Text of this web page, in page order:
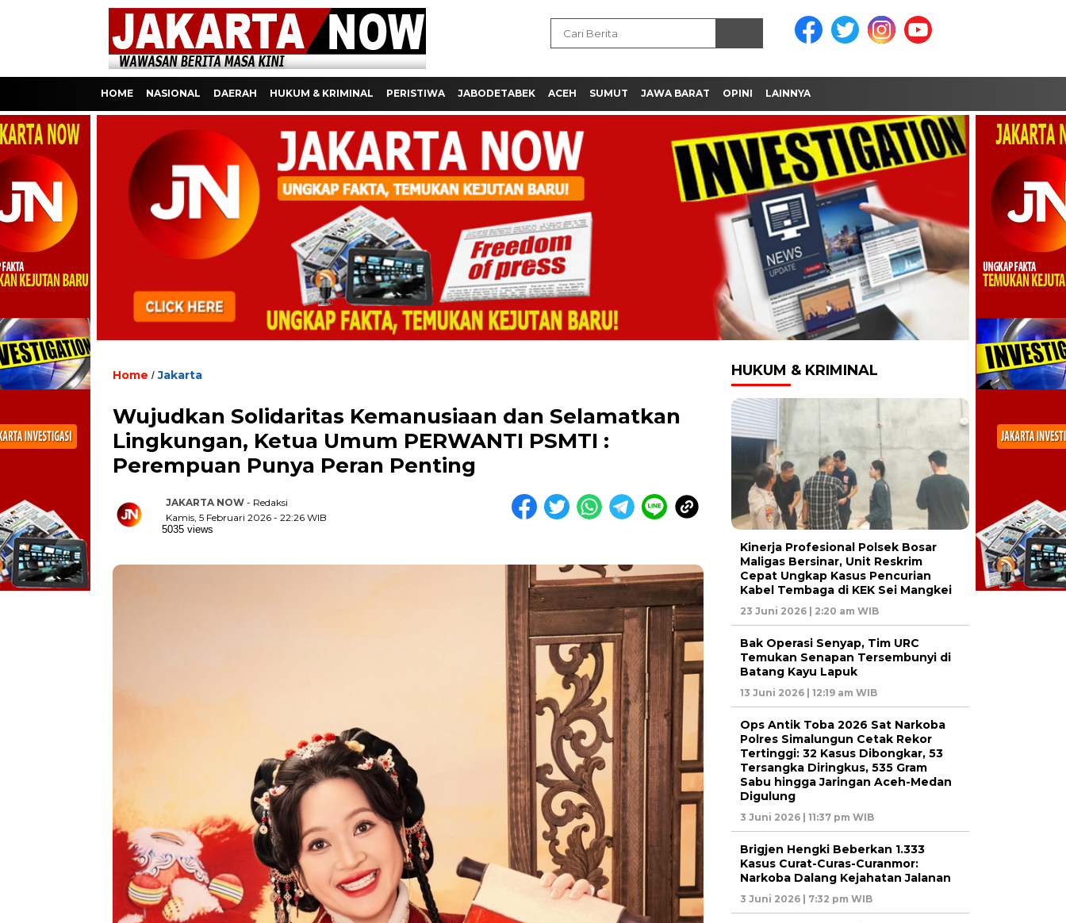
HOME NASIONAL DAERAH HUKUM & KRIMINAL PERISTIWA JABODETABEK ACEH SUMUT JAWA BARAT OPINI LAINNYA
Home /Jakarta
Wujudkan Solidaritas Kemanusiaan dan Selamatkan
Lingkungan, Ketua Umum PERWANTI PSMTI :
Perempuan Punya Peran Penting
JAKARTA NOW - Redaksi
Kamis, 5 Februari 2026 - 22:26 WIB
5035 views
HUKUM & KRIMINAL
Kinerja Profesional Polsek Bosar
Maligas Bersinar, Unit Reskrim
Cepat Ungkap Kasus Pencurian
Kabel Tembaga di KEK Sei Mangkei
23 Juni 2026 | 2:20 am WIB
Bak Operasi Senyap, Tim URC
Temukan Senapan Tersembunyi di
Batang Kayu Lapuk
13 Juni 2026 | 12:19 am WIB
Ops Antik Toba 2026 Sat Narkoba
Polres Simalungun Cetak Rekor
Tertinggi: 32 Kasus Dibongkar, 53
Tersangka Diringkus, 535 Gram
Sabu hingga Jaringan Aceh-Medan
Digulung
3 Juni 2026 | 11:37 pm WIB
Brigjen Hengki Beberkan 1.333
Kasus Curat-Curas-Curanmor:
Narkoba Dalang Kejahatan Jalanan
3 Juni 2026 | 7:32 pm WIB